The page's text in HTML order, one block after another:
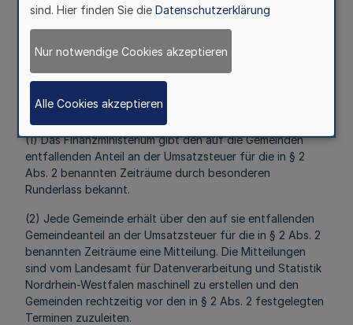
(4) Die Auszahlung erfolgt durch die Landeshauptkasse.
§ 4
Bekanntgabe
Mehr
(1) Das Finanzministerium gibt den auf die Gemeinden
entfallenden Anteil an der Umsatzsteuer für die in § 2
Abs. 2 benannten Zeiträume durch besonderen
Runderlass bekannt.
(2) Jede Gemeinde erhält über den auf sie entfallenden
Gemeindeanteil an der Umsatzsteuer für die in § 2 Abs. 2
benannten Zeiträume eine Mitteilung. Die Mitteilungen
sind vom Landesamt für Datenverarbeitung und Statistik
Nordrhein-Westfalen maschinell zu erstellen und den
Gemeinden rechtzeitig vor den in § 2 Abs. 2 festgelegten
Terminen zuzuleiten.
sind. Hier finden Sie die Datenschutzerklärung
Nur notwendige Cookies akzeptieren
Alle Cookies akzeptieren